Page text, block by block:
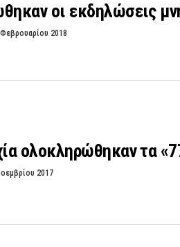
οι εκδηλώσεις
2018
ολοκληρώθηκαν τα
2017